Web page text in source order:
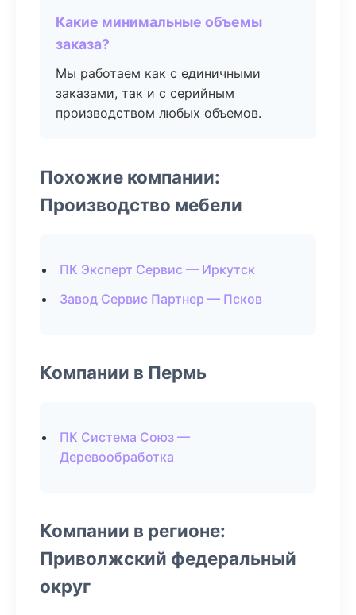
Какие минимальные объемы
заказа?
Мы работаем как с единичными
заказами, так и с серийным
производством любых объемов.
Похожие компании:
Производство мебели
ПК Эксперт Сервис — Иркутск
Завод Сервис Партнер — Псков
Компании в Пермь
ПК Система Союз —
Деревообработка
Компании в регионе:
Приволжский федеральный
округ